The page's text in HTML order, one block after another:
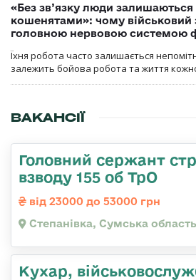
«Без зв’язку люди
кошенятами»: чому військовий
головною нервовою системою
Їхня робота часто залишається
залежить бойова робота та життя
ВАКАНСІЇ
Головний сержант
взводу 155 об ТрО
від 23000 до 53000 грн
Степанівка, Сумська область
Кухар,